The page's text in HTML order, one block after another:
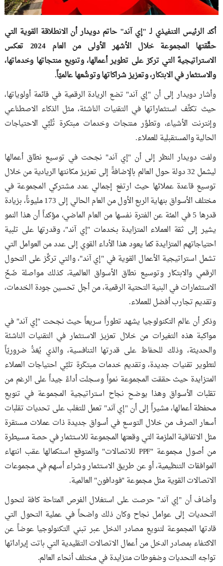
أكد الرئيس التنفيذي لـ "إي آند" حاتم دويدار أن الانطلاقة القوية التي
حقَّقتها المجموعة خلال الأشهر الأولى من العام 2024 تعكس
الاستراتيجيةَ التي تركز على تطوير أعمالها، وتنويع منتجاتها وخدماتها،
والاستثمار في الابتكار، وتعزيز شراكاتها وتوسُّعها عالميّاً.
وأشار دويدار إلى أن "إي آند" تضع الريادة الرقمية في قائمة أولوياتها،
حيث تكثِّف استثماراتها في التقنيات الناشئة، مثل الذكاء الاصطناعي
وإنترنت الأشياء، وتطوِّر منتجات وخدمات مبتكرة تُلَبِّي الاحتياجات
الحالية والمستقبلية للعملاء.
ولفت دويدار النظر إلى أن "إي آند" نجحت في توسيع نطاق أعمالها
ليشمل 32 دولة حول العالم بالإضافةً إلى تعزيز مكانتها الريادية من خلال
توسيع قاعدة عملائها حيث ارتفع إجمالي عدد مشتركي المجموعة في
مختلف الأسواق بنهاية الربع الأول من العام الحالي إلى 173 مليوناً، بزيادة
قدرها 5 في المئة عن الفترة نفسها من العام الماضي، مؤكداً أن هذا النمو
يشير إلى ثقة العملاء المتزايدة بخدمات "إي آند"، وقدرتها على تلبية
احتياجاتهم المتزايدة كما يعود هذا الأداء القوي إلى عدد من العوامل التي
تشمل استراتيجية الأعمال القوية في "إي آند"، والتي تركِّز على التحول
الرقمي والابتكار وتوسيع نطاق الأسواق العالمية، كذلك مواصلة ضَخّ
الاستثمارات في البنية التحتية الرقمية، من أجل تحسين جودة الخدمات،
وتقديم تجارب أفضل للعملاء.
وذكر أن عالم التكنولوجيا يشهد تطوراً سريعاً حيث نجحت "إي آند" في
مواكبة هذه التغيرات من خلال تعزيز الاستثمار في التقنيات الناشئة
والحديثة، وذلك للحفاظ على قدرتها التنافسية، والذي يُعَدُّ ضروريّاً
لتطوير تقنيات جديدة، وتقديم خدمات مبتكَرة تلبِّي احتياجات العملاء
المتزايدة حيث حققت المجموعة نمواً وسجلت أداءً جيداً على الرغم من
تقلبات الأسواق وهذا يوضح نجاح استراتيجية المجموعة في تنويع
محفظة أعمالها، مشيراً إلى أن "إي آند" تعمل للتغلب على تحديات تقلبات
أسعار الصرف من خلال التوسع في أسواق جديدة ذات عملات مستقرة
مثل الاتفاقية الملزمة التي وقعتها المجموعة للاستثمار في حصة مسيطرة
من أصول مجموعة "PPF للاتصالات" والمتوقع استكمالها عقب انتهاء
الموافقات التنظيمية، أو عن طريق الاستثمار وشراء أسهم في مجموعات
الاتصالات القوية مثل مجموعة "فودافون" العالمية.
وأضاف أن "إي آند" حرصت على استغلال الفرص المتاحة كافة لتحول
التحديات إلى عوامل نجاح وكان ذلك واضحاً في عملية التحول التي
قادتها المجموعة لتنويع مصادر الدخل عبر تبني التكنولوجيا عوضاً عن
الاكتفاء بمصادر الدخل من أعمال الاتصالات التقليدية التي باتت إيراداتها
تواجه التحديات وضغوطات متزايدة في مختلف أنحاء العالم.